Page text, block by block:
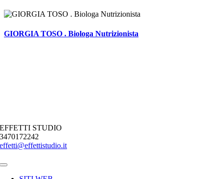
GIORGIA TOSO . Biologa Nutrizionista
EFFETTI STUDIO
3470172242
effetti@effettistudio.it
Toggle
Navigation